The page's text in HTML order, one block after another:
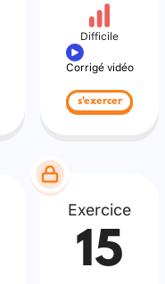
Difficile
Corrigé vidéo
s'exercer
Exercice
15